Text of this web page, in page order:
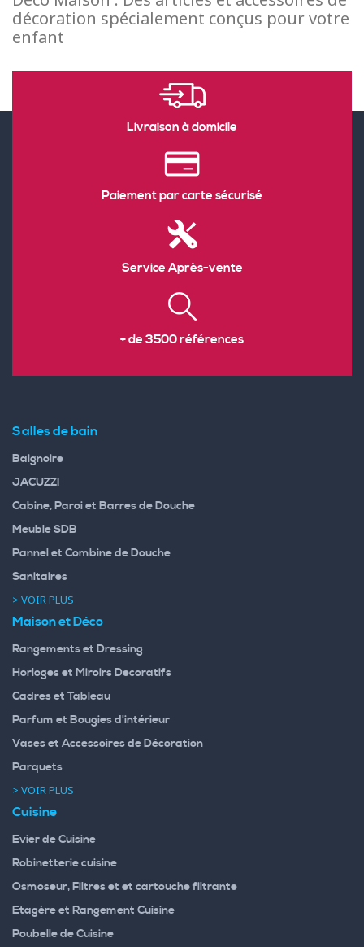
décoration spécialement conçus pour votre
enfant
Livraison à domicile
Paiement par carte sécurisé
Service Après-vente
+ de 3500 références
Salles de bain
Baignoire
JACUZZI
Cabine, Paroi et Barres de Douche
Meuble SDB
Pannel et Combine de Douche
Sanitaires
> VOIR PLUS
Maison et Déco
Rangements et Dressing
Horloges et Miroirs Decoratifs
Cadres et Tableau
Parfum et Bougies d'intérieur
Vases et Accessoires de Décoration
Parquets
> VOIR PLUS
Cuisine
Evier de Cuisine
Robinetterie cuisine
Osmoseur, Filtres et et cartouche filtrante
Etagère et Rangement Cuisine
Poubelle de Cuisine